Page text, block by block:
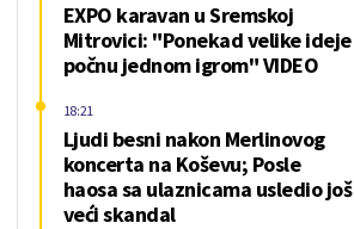
EXPO karavan u Sremskoj
Mitrovici: "Ponekad velike ideje
počnu jednom igrom" VIDEO
Ljudi besni nakon Merlinovog
koncerta na Koševu; Posle
haosa sa ulaznicama usledio još
veći skandal
18:21